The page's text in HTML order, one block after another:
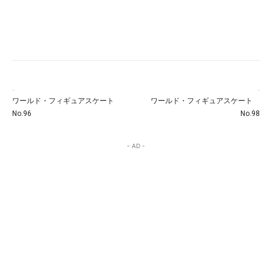
ワールド・フィギュアスケート
No.96
ワールド・フィギュアスケート
No.98
- AD -